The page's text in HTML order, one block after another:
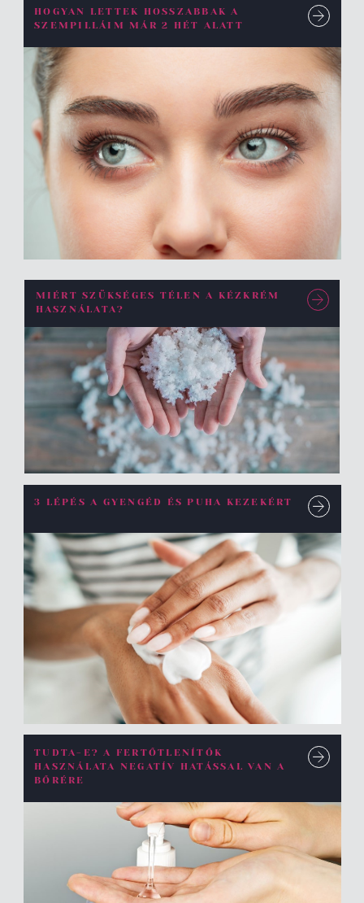
HOGYAN LETTEK HOSSZABBAK A
SZEMPILLÁIM MÁR 2 HÉT ALATT
MIÉRT SZÜKSÉGES TÉLEN A KÉZKRÉM
HASZNÁLATA?
3 LÉPÉS A GYENGÉD ÉS PUHA KEZEKÉRT
TUDTA-E? A FERTŐTLENÍTŐK
HASZNÁLATA NEGATÍV HATÁSSAL VAN A
BŐRÉRE